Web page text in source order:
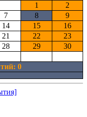
1
2
7 8
9
14 15
16
21 22
23
28 29
30
0